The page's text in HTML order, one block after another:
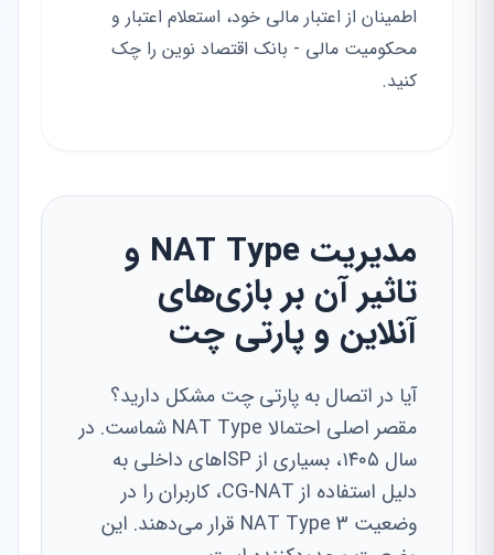
اطمینان از اعتبار مالی خود، استعلام اعتبار و
محکومیت مالی - بانک اقتصاد نوین را چک
کنید.
مدیریت NAT Type و
تاثیر آن بر بازی‌های
آنلاین و پارتی چت
آیا در اتصال به پارتی چت مشکل دارید؟
مقصر اصلی احتمالا NAT Type شماست. در
سال ۱۴۰۵، بسیاری از ISPهای داخلی به
دلیل استفاده از CG-NAT، کاربران را در
وضعیت NAT Type 3 قرار می‌دهند. این